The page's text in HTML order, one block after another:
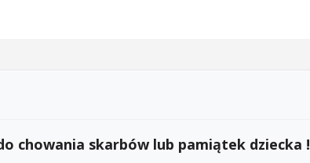
chowania skarbów lub pamiątek dziecka !